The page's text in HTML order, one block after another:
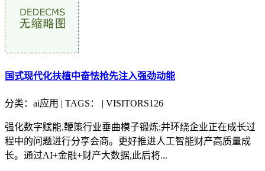
国式现代化扶植中奋怯抢先注入强劲动能
分类：ai应用 | TAGS： | VISITORS126
强化数字赋能,鞭策行业垂曲模子锻炼;并环绕企业正在成长过
程中的问题进行分享会商。更好推进人工智能财产高质量成
长。通过AI+金融+财产大数据,此后将...